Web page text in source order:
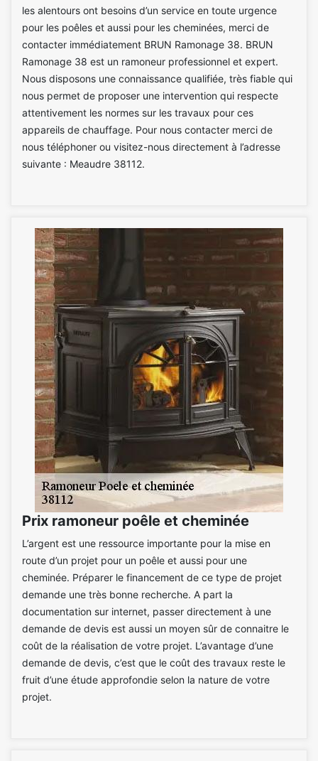
les alentours ont besoins d’un service en toute urgence
pour les poêles et aussi pour les cheminées, merci de
contacter immédiatement BRUN Ramonage 38. BRUN
Ramonage 38 est un ramoneur professionnel et expert.
Nous disposons une connaissance qualifiée, très fiable qui
nous permet de proposer une intervention qui respecte
attentivement les normes sur les travaux pour ces
appareils de chauffage. Pour nous contacter merci de
nous téléphoner ou visitez-nous directement à l’adresse
suivante : Meaudre 38112.
Prix ramoneur poêle et cheminée
L’argent est une ressource importante pour la mise en
route d’un projet pour un poêle et aussi pour une
cheminée. Préparer le financement de ce type de projet
demande une très bonne recherche. A part la
documentation sur internet, passer directement à une
demande de devis est aussi un moyen sûr de connaitre le
coût de la réalisation de votre projet. L’avantage d’une
demande de devis, c’est que le coût des travaux reste le
fruit d’une étude approfondie selon la nature de votre
projet.